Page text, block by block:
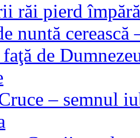
răi pierd
nuntă
de
– semnul